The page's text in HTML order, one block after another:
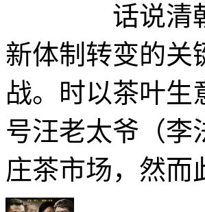
话说清朝末
新体制转变的关
战。时以茶叶生
号汪老太爷（李
庄茶市场，然